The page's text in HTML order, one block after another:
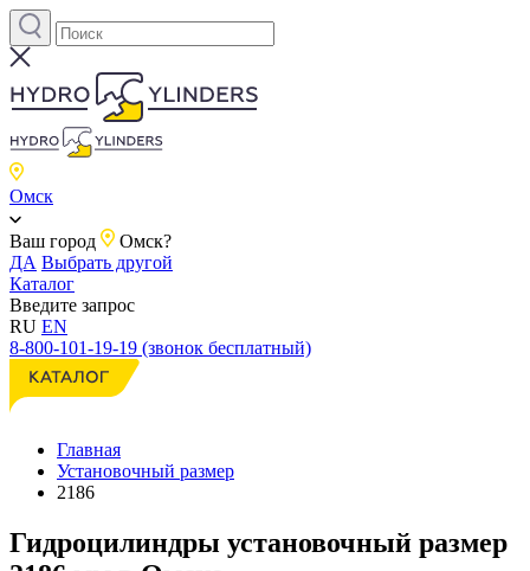
Омск
Ваш город
Омск?
ДА Выбрать другой
Каталог
Введите запрос
RU EN
8-800-101-19-19 (звонок бесплатный)
Главная
Установочный размер
2186
Гидроцилиндры установочный размер